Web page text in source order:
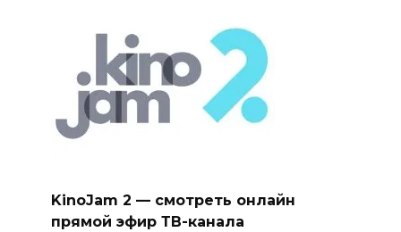
KinoJam 2 — смотреть онлайн
прямой эфир ТВ-канала